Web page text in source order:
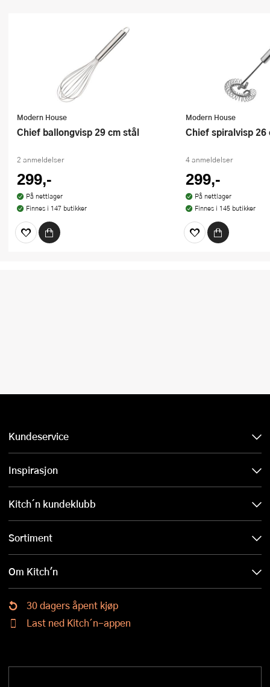
Modern House
Chief ballongvisp 29 cm stål
2 anmeldelser
299,-
På nettlager
Finnes i 147 butikker
Modern House
Chief spiralvisp
4 anmeldelser
299,-
På nettlager
Finnes i 145 butikker
Kundeservice
Inspirasjon
Kitch´n kundeklubb
Sortiment
Om Kitch'n
30 dagers åpent kjøp
Last ned Kitch´n-appen